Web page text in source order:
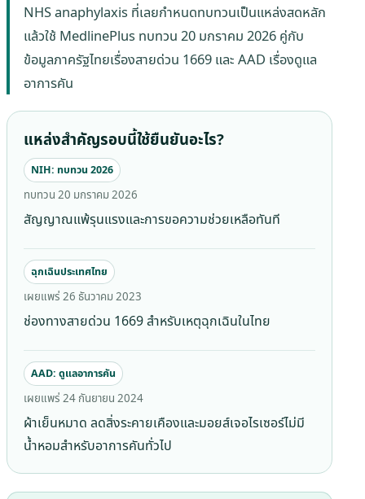
NHS anaphylaxis ที่เลยกำหนดทบทวนเป็นแหล่งสดหลัก
แล้วใช้ MedlinePlus ทบทวน 20 มกราคม 2026 คู่กับ
ข้อมูลภาครัฐไทยเรื่องสายด่วน 1669 และ AAD เรื่องดูแล
อาการคัน
แหล่งสำคัญรอบนี้ใช้ยืนยันอะไร?
NIH: ทบทวน 2026
ทบทวน 20 มกราคม 2026
สัญญาณแพ้รุนแรงและการขอความช่วยเหลือทันที
ฉุกเฉินประเทศไทย
เผยแพร่ 26 ธันวาคม 2023
ช่องทางสายด่วน 1669 สำหรับเหตุฉุกเฉินในไทย
AAD: ดูแลอาการคัน
เผยแพร่ 24 กันยายน 2024
ผ้าเย็นหมาด ลดสิ่งระคายเคืองและมอยส์เจอไรเซอร์ไม่มี
น้ำหอมสำหรับอาการคันทั่วไป